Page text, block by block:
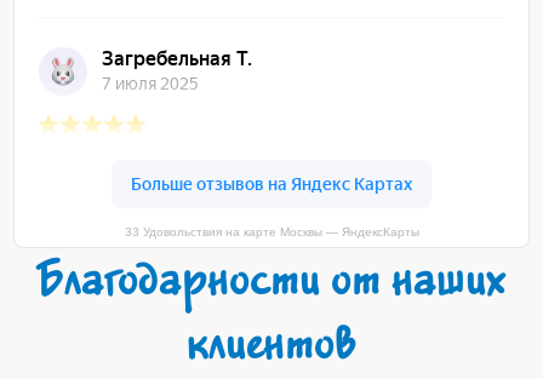
33 Удовольствия на карте Москвы — ЯндексКарты
Благодарности от наших
клиентов